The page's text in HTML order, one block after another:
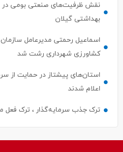
نقش ظرفیت‌های صنعتی بومی در
بهداشتی گیلان
اسماعیل رحمتی مدیرعامل
کشاورزی شهرداری رشت شد
استان‌های پیشتاز در حمایت از
اعلام شدند
ترک جذب سرمایه‌گذار ، ترک